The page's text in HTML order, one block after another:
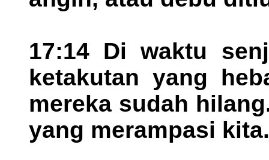
17:14 Di waktu
ketakutan yang
mereka sudah
yang merampasi kita.